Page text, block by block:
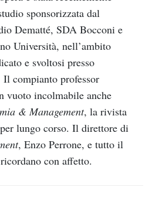
sponsorizzata dal
Dematté, SDA Bocconi e
Università, nell’ambito
e svoltosi presso
compianto professor
vuoto incolmabile anche
& Management, la rivista
lungo corso. Il direttore di
, Enzo Perrone, e tutto il
con affetto.